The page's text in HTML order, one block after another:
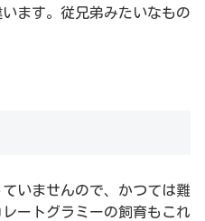
ます。従兄弟みたいなもの
いませんので、かつては難
ートグラミーの飼育もこれ